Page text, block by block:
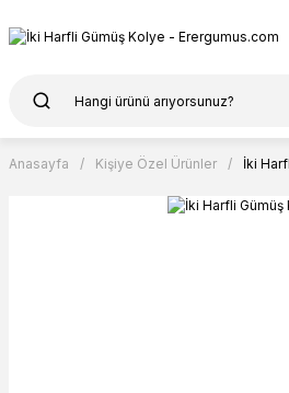
Anasayfa Kişiye Özel Ürünler İki